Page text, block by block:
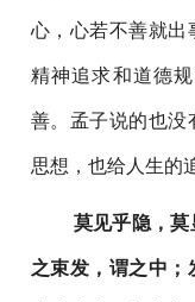
心，心若不善就出
精神追求和道德
善。孟子说的也没
思想，也给人生的
莫见乎隐，
之束发，谓之中；